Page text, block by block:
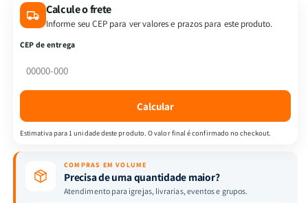
Metamorfose
-
Franz
Metamorfose
-
Calcule o frete
Informe seu CEP para ver valores e prazos para este produto.
CEP de entrega
Calcular
Estimativa para 1 unidade deste produto. O valor final é confirmado no checkout.
COMPRAS EM VOLUME
Precisa de uma quantidade maior?
Atendimento para igrejas, livrarias, eventos e grupos.